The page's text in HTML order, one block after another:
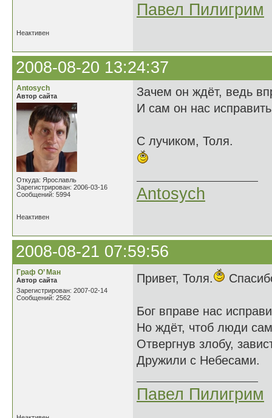
Павел Пилигрим
Неактивен
2008-08-20 13:24:37
Antosych
Автор сайта
Откуда: Ярославль
Зарегистрирован: 2006-03-16
Сообщений: 5994
Зачем он ждёт, ведь
И сам он нас
С лучиком, Толя.
Antosych
Неактивен
2008-08-21 07:59:56
Граф О’ Ман
Автор сайта
Зарегистрирован: 2007-02-14
Сообщений: 2562
Привет, Толя.
Бог вправе нас
Но ждёт, чтоб люди
Отвергнув злобу,
Дружили с Небесами.
Павел Пилигрим